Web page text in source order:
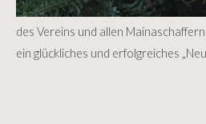
des Vereins und allen
ein glückliches und erfolgreiches